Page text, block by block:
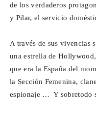
de los verdaderos
y Pilar, el servicio
A través de sus vivencias
una estrella de
que era la España del
la Sección Femenina,
espionaje … Y sobretodo